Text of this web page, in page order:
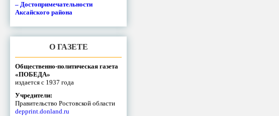
– Достопримечательности
Аксайского района
О ГАЗЕТЕ
Общественно-политическая газета
«ПОБЕДА»
издается с 1937 года
Учредители:
Правительство Ростовской области
depprint.donland.ru